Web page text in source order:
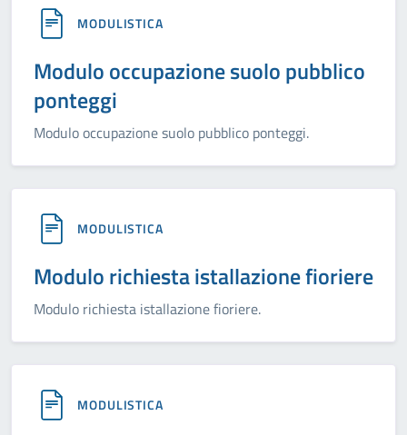
MODULISTICA
Modulo occupazione suolo pubblico
ponteggi
Modulo occupazione suolo pubblico ponteggi.
MODULISTICA
Modulo richiesta istallazione fioriere
Modulo richiesta istallazione fioriere.
MODULISTICA